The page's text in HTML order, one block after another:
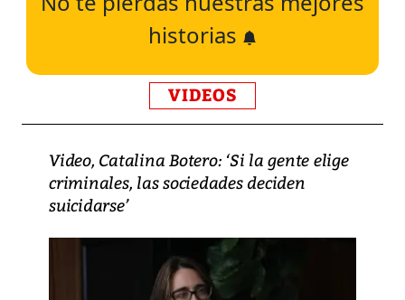
historias
VIDEOS
Video, Catalina Botero: ‘Si la gente elige
criminales, las sociedades deciden
suicidarse’